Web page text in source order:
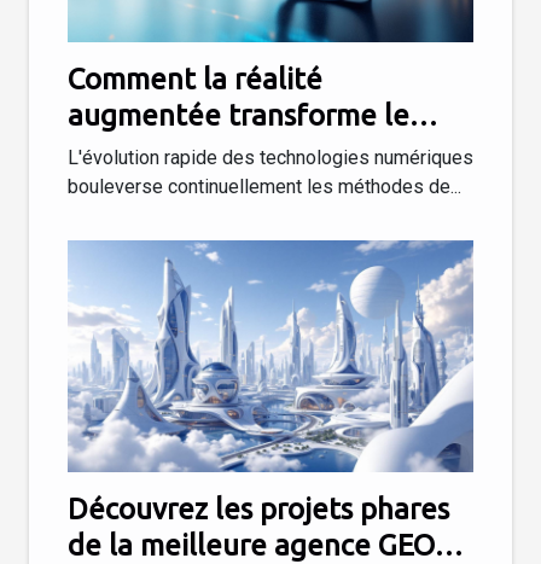
Comment la réalité
augmentée transforme le
paysage du marketing digital ?
L'évolution rapide des technologies numériques
bouleverse continuellement les méthodes de...
Découvrez les projets phares
de la meilleure agence GEO